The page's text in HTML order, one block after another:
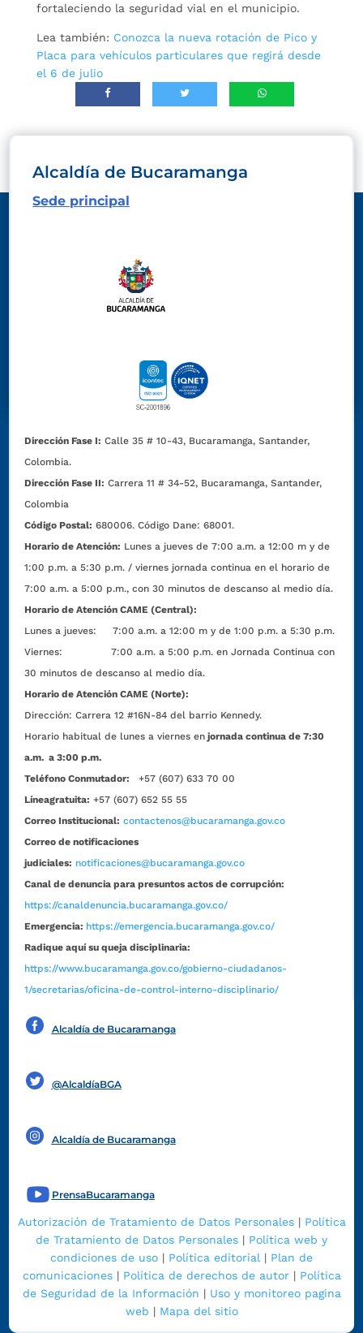
fortaleciendo la seguridad vial en el municipio.
Lea también: Conozca la nueva rotación de Pico y
Placa para vehículos particulares que regirá desde
el 6 de julio
Alcaldía de Bucaramanga
Sede principal
Dirección Fase I: Calle 35 # 10-43, Bucaramanga, Santander,
Colombia.
Dirección Fase II: Carrera 11 # 34-52, Bucaramanga, Santander,
Colombia
Código Postal: 680006. Código Dane: 68001.
Horario de Atención: Lunes a jueves de 7:00 a.m. a 12:00 m y de
1:00 p.m. a 5:30 p.m. / viernes jornada continua en el horario de
7:00 a.m. a 5:00 p.m., con 30 minutos de descanso al medio día.
Horario de Atención CAME (Central):
Lunes a jueves: 7:00 a.m. a 12:00 m y de 1:00 p.m. a 5:30 p.m.
Viernes: 7:00 a.m. a 5:00 p.m. en Jornada Continua con
30 minutos de descanso al medio día.
Horario de Atención CAME (Norte):
Dirección:Carrera 12 #16N-84 del barrio Kennedy.
Horario habitual de lunes a viernes en jornada continua de 7:30
a.m. a 3:00 p.m.
Teléfono Conmutador:
+57 (607) 633 70 00
Líneagratuita: +57 (607) 652 55 55
Correo Institucional: contactenos@bucaramanga.gov.co
Correo de notificaciones
judiciales: notificaciones@bucaramanga.gov.co
Canal de denuncia para presuntos actos de corrupción:
https://canaldenuncia.bucaramanga.gov.co/
Emergencia: https://emergencia.bucaramanga.gov.co/
Radique aquí su queja disciplinaria:
https://www.bucaramanga.gov.co/gobierno-ciudadanos-
1/secretarias/oficina-de-control-interno-disciplinario/
Alcaldía de Bucaramanga
@AlcaldíaBGA
Alcaldía de Bucaramanga
PrensaBucaramanga
Autorización de Tratamiento de Datos Personales| Política
de Tratamiento de Datos Personales | Política web y
condiciones de uso | Política editorial | Plan de
comunicaciones| Política de derechos de autor| Política
de Seguridad de la Información | Uso y monitoreo pagina
web | Mapa del sitio